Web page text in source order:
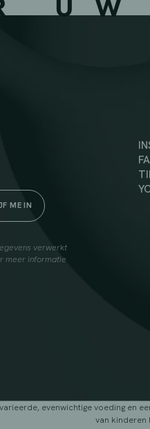
verwerkt
meer informatie
evenwichtige voeding
van kinderen